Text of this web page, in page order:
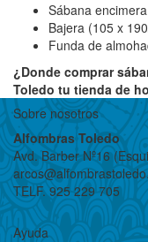
Sábana
Bajera (105 x
Funda de
¿Donde comprar
Toledo tu tienda de
Sobre nosotros
Alfombras Toledo
Avd. Barber Nº16
TELF. 925 229 705
Ayuda